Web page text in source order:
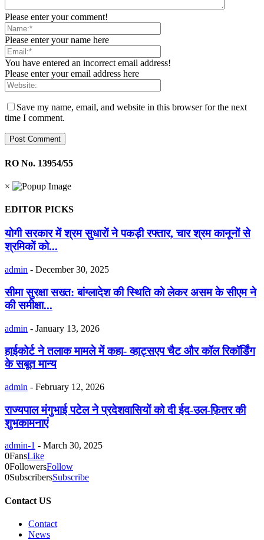
Please enter your comment!
Please enter your name here
You have entered an incorrect email address!
Please enter your email address here
Save my name, email, and website in this browser for the next
time I comment.
RO No. 13954/55
×
EDITOR PICKS
योगी सरकार में श्रम सुधारों ने पकड़ी रफ्तार, चार श्रम कानूनों से
श्रमिकों को...
admin - December 30, 2025
सीमा सुरक्षा सख्त: बांग्लादेश की स्थिति को लेकर असम के सीएम ने
की समीक्षा...
admin - January 13, 2026
हाईकोर्ट ने तलाक मामले में कहा- व्हाट्सएप चैट और कॉल रिकॉर्डिंग
के सबूत मान्य
admin - February 12, 2026
राज्यपाल मंगुभाई पटेल ने प्रदेशवासियों को दी ईद-उल-फ़ितर की
शुभकामनाएं
admin-1 - March 30, 2025
0FansLike
0FollowersFollow
0SubscribersSubscribe
Contact US
Contact
News